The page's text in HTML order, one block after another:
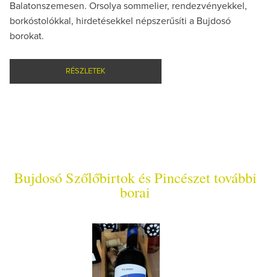
Balatonszemesen. Orsolya sommelier, rendezvényekkel,
borkóstolókkal, hirdetésekkel népszerűsíti a Bujdosó
borokat.
RÉSZLETEK
Bujdosó Szőlőbirtok és Pincészet további
borai